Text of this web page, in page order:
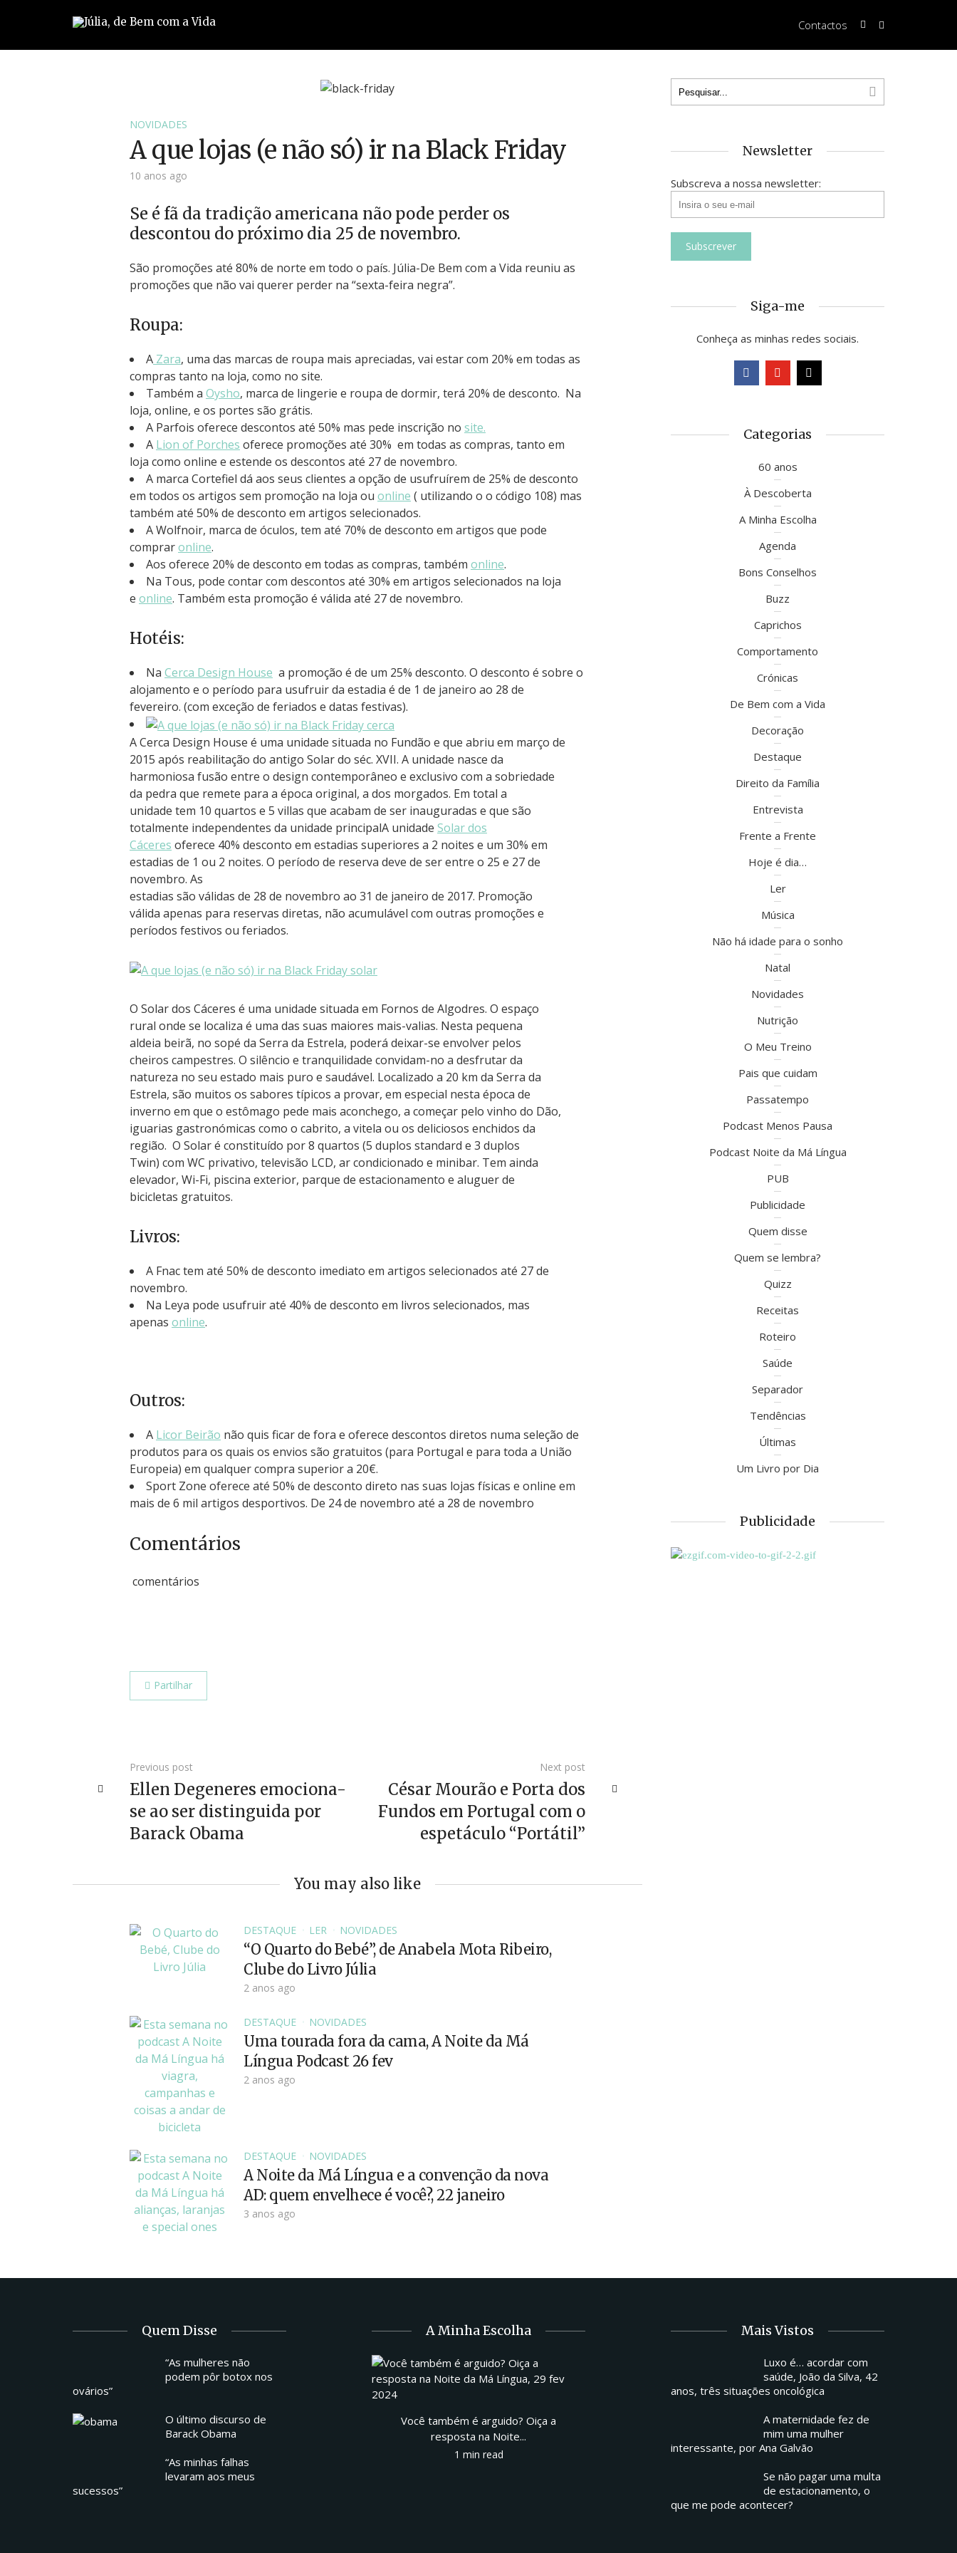
Contactos
NOVIDADES
A que lojas (e não só) ir na Black Friday
10 anos ago
Se é fã da tradição americana não pode perder os
descontou do próximo dia 25 de novembro.
São promoções até 80% de norte em todo o país. Júlia-De Bem com a Vida reuniu as
promoções que não vai querer perder na “sexta-feira negra”.
Roupa:
A Zara, uma das marcas de roupa mais apreciadas, vai estar com 20% em todas as
compras tanto na loja, como no site.
Também a Oysho, marca de lingerie e roupa de dormir, terá 20% de desconto. Na
loja, online, e os portes são grátis.
A Parfois oferece descontos até 50% mas pede inscrição no site.
A Lion of Porches oferece promoções até 30% em todas as compras, tanto em
loja como online e estende os descontos até 27 de novembro.
A marca Cortefiel dá aos seus clientes a opção de usufruírem de 25% de desconto
em todos os artigos sem promoção na loja ou online ( utilizando o o código 108) mas
também até 50% de desconto em artigos selecionados.
A Wolfnoir, marca de óculos, tem até 70% de desconto em artigos que pode
compraronline.
Aos oferece 20% de desconto em todas as compras, também online.
Na Tous, pode contar com descontos até 30% em artigos selecionados na loja
e online. Também esta promoção é válida até 27 de novembro.
Hotéis:
Na Cerca Design House a promoção é de um 25% desconto. O desconto é sobre o
alojamento e o período para usufruir da estadia é de 1 de janeiro ao 28 de
fevereiro. (com exceção de feriados e datas festivas).
A Cerca Design House é uma unidade situada no Fundão e que abriu em março de
2015 após reabilitação do antigo Solar do séc. XVII. A unidade nasce da
harmoniosa fusão entre o design contemporâneo e exclusivo com a sobriedade
da pedra que remete para a época original, a dos morgados. Em total a
unidade tem 10 quartos e 5 villas que acabam de ser inauguradas e que são
totalmente independentes da unidade principalA unidade Solar dos
Cáceres oferece 40% desconto em estadias superiores a 2 noites e um 30% em
estadias de 1 ou 2 noites. O período de reserva deve de ser entre o 25 e 27 de
novembro. As
estadias são válidas de 28 de novembro ao 31 de janeiro de 2017. Promoção
válida apenas para reservas diretas, não acumulável com outras promoções e
períodos festivos ou feriados.
O Solar dos Cáceres é uma unidade situada em Fornos de Algodres. O espaço
rural onde se localiza é uma das suas maiores mais-valias. Nesta pequena
aldeia beirã, no sopé da Serra da Estrela, poderá deixar-se envolver pelos
cheiros campestres. O silêncio e tranquilidade convidam-no a desfrutar da
natureza no seu estado mais puro e saudável. Localizado a 20 km da Serra da
Estrela, são muitos os sabores típicos a provar, em especial nesta época de
inverno em que o estômago pede mais aconchego, a começar pelo vinho do Dão,
iguarias gastronómicas como o cabrito, a vitela ou os deliciosos enchidos da
região. O Solar é constituído por 8 quartos (5 duplos standard e 3 duplos
Twin) com WC privativo, televisão LCD, ar condicionado e minibar. Tem ainda
elevador, Wi-Fi, piscina exterior, parque de estacionamento e aluguer de
bicicletas gratuitos.
Livros:
A Fnac tem até 50% de desconto imediato em artigos selecionados até 27 de
novembro.
Na Leya pode usufruir até 40% de desconto em livros selecionados, mas
apenas online.
Outros:
A Licor Beirão não quis ficar de fora e oferece descontos diretos numa seleção de
produtos para os quais os envios são gratuitos (para Portugal e para toda a União
Europeia) em qualquer compra superior a 20€.
Sport Zone oferece até 50% de desconto direto nas suas lojas físicas e online em
mais de 6 mil artigos desportivos. De 24 de novembro até a 28 de novembro
Comentários
comentários
Partilhar
Previous post
Ellen Degeneres emociona-
se ao ser distinguida por
Barack Obama
Next post
César Mourão e Porta dos
Fundos em Portugal com o
espetáculo “Portátil”
You may also like
DESTAQUE LER NOVIDADES
“O Quarto do Bebé”, de Anabela Mota Ribeiro,
Clube do Livro Júlia
2 anos ago
DESTAQUE NOVIDADES
Uma tourada fora da cama, A Noite da Má
Língua Podcast 26 fev
2 anos ago
DESTAQUE NOVIDADES
A Noite da Má Língua e a convenção da nova
AD: quem envelhece é você?, 22 janeiro
3 anos ago
Newsletter
Subscreva a nossa newsletter:
Siga-me
Conheça as minhas redes sociais.
Categorias
60 anos
À Descoberta
A Minha Escolha
Agenda
Bons Conselhos
Buzz
Caprichos
Comportamento
Crónicas
De Bem com a Vida
Decoração
Destaque
Direito da Família
Entrevista
Frente a Frente
Hoje é dia…
Ler
Música
Não há idade para o sonho
Natal
Novidades
Nutrição
O Meu Treino
Pais que cuidam
Passatempo
Podcast Menos Pausa
Podcast Noite da Má Língua
PUB
Publicidade
Quem disse
Quem se lembra?
Quizz
Receitas
Roteiro
Saúde
Separador
Tendências
Últimas
Um Livro por Dia
Publicidade
Quem Disse
“As mulheres não
podem pôr botox nos
ovários”
O último discurso de
Barack Obama
“As minhas falhas
levaram aos meus
sucessos”
A Minha Escolha
Você também é arguido? Oiça a
resposta na Noite...
1 min read
Mais Vistos
Luxo é… acordar com
saúde, João da Silva, 42
anos, três situações oncológica
A maternidade fez de
mim uma mulher
interessante, por Ana Galvão
Se não pagar uma multa
de estacionamento, o
que me pode acontecer?